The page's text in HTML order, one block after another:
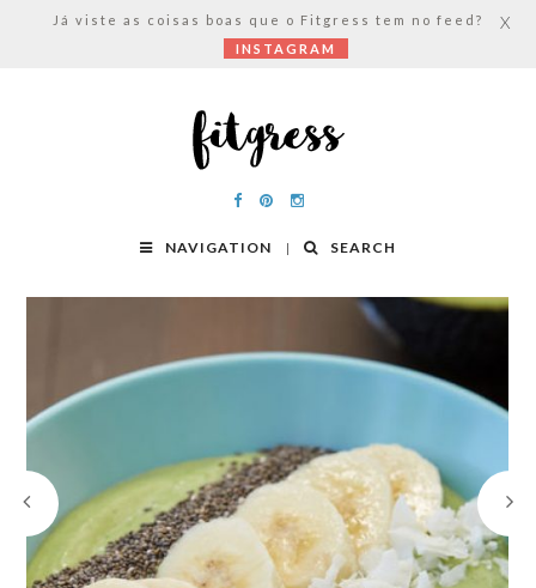
NAVIGATION SEARCH
Já viste as coisas boas que o Fitgress tem no feed?
INSTAGRAM
X